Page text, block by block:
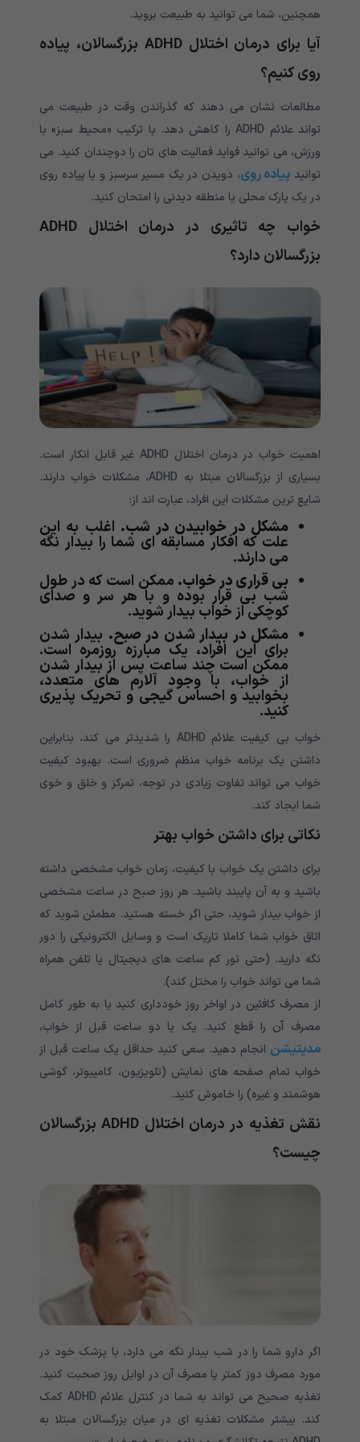
همچنین، شما می توانید به طبیعت بروید.
آیا برای درمان اختلال ADHD بزرگسالان، پیاده
روی کنیم؟
مطالعات نشان می دهند که گذراندن وقت در طبیعت می
تواند علائم ADHD را کاهش دهد. با ترکیب «محیط سبز» با
ورزش، می توانید فواید فعالیت های تان را دوچندان کنید. می
توانید پیاده روی، دویدن در یک مسیر سرسبز و یا پیاده روی
در یک پارک محلی یا منطقه دیدنی را امتحان کنید.
خواب چه تاثیری در درمان اختلال ADHD
بزرگسالان دارد؟
اهمیت خواب در درمان اختلال ADHD غیر قابل انکار است.
بسیاری از بزرگسالان مبتلا به ADHD، مشکلات خواب دارند.
شایع ترین مشکلات این افراد، عبارت اند از:
مشکل در خوابیدن در شب. اغلب به این
علت که افکار مسابقه ای شما را بیدار نگه
می دارند.
بی قراری در خواب. ممکن است که در طول
شب بی قرار بوده و با هر سر و صدای
کوچکی از خواب بیدار شوید.
مشکل در بیدار شدن در صبح. بیدار شدن
برای این افراد، یک مبارزه روزمره است.
ممکن است چند ساعت پس از بیدار شدن
از خواب، با وجود آلارم های متعدد،
بخوابید و احساس گیجی و تحریک پذیری
کنید.
خواب بی کیفیت علائم ADHD را شدیدتر می کند، بنابراین
داشتن یک برنامه خواب منظم ضروری است. بهبود کیفیت
خواب می تواند تفاوت زیادی در توجه، تمرکز و خلق و خوی
شما ایجاد کند.
نکاتی برای داشتن خواب بهتر
برای داشتن یک خواب با کیفیت، زمان خواب مشخصی داشته
باشید و به آن پایبند باشید. هر روز صبح در ساعت مشخصی
از خواب بیدار شوید، حتی اگر خسته هستید. مطمئن شوید که
اتاق خواب شما کاملا تاریک است و وسایل الکترونیکی را دور
نگه دارید. (حتی نور کم ساعت های دیجیتال یا تلفن همراه
شما می تواند خواب را مختل کند).
از مصرف کافئین در اواخر روز خودداری کنید یا به طور کامل
مصرف آن را قطع کنید. یک یا دو ساعت قبل از خواب،
مدیتیشن انجام دهید. سعی کنید حداقل یک ساعت قبل از
خواب تمام صفحه‌ های نمایش (تلویزیون، کامپیوتر، گوشی
هوشمند و غیره) را خاموش کنید.
نقش تغذیه در درمان اختلال ADHD بزرگسالان
چیست؟
اگر دارو شما را در شب بیدار نگه می دارد، با پزشک خود در
مورد مصرف دوز کمتر یا مصرف آن در اوایل روز صحبت کنید.
تغذیه صحیح می تواند به شما در کنترل علائم ADHD کمک
کند. بیشتر مشکلات تغذیه ای در میان بزرگسالان مبتلا به